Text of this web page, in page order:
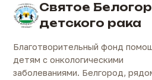
Святое
детского рака
Благотворительный фонд
детям с онкологическими
заболеваниями. Белгород,